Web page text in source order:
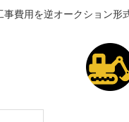
事費用を逆オークション形